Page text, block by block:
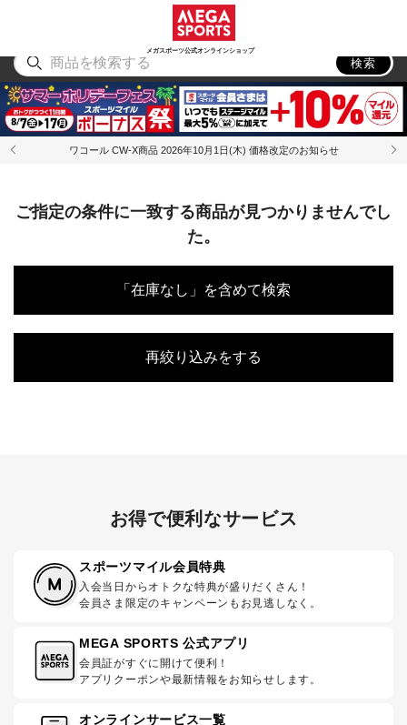
メガスポーツ公式オンラインショップ
アウトドア
検索
ワコール CW-X商品 2026年10月1日(木) 価格改定のお知らせ
ご指定の条件に一致する商品が見つかりませんでし
た。
「在庫なし」を含めて検索
再絞り込みをする
お得で便利なサービス
スポーツマイル会員特典
入会当日からオトクな特典が盛りだくさん！
会員さま限定のキャンペーンもお見逃しなく。
MEGA SPORTS 公式アプリ
会員証がすぐに開けて便利！
アプリクーポンや最新情報をお知らせします。
オンラインサービス一覧